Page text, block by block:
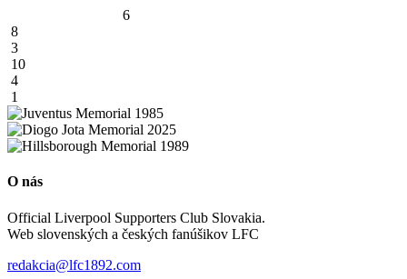
6
8
3
10
4
1
O nás
Official Liverpool Supporters Club Slovakia.
Web slovenských a českých fanúšikov LFC
redakcia@lfc1892.com